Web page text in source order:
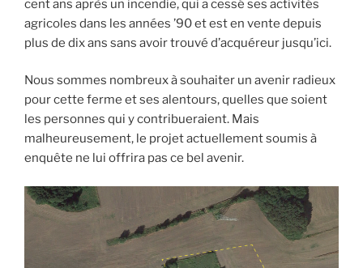
cent ans après un incendie, qui a cessé ses activités
agricoles dans les années ’90 et est en vente depuis
plus de dix ans sans avoir trouvé d’acquéreur jusqu’ici.
Nous sommes nombreux à souhaiter un avenir radieux
pour cette ferme et ses alentours, quelles que soient
les personnes qui y contribueraient. Mais
malheureusement, le projet actuellement soumis à
enquête ne lui offrira pas ce bel avenir.